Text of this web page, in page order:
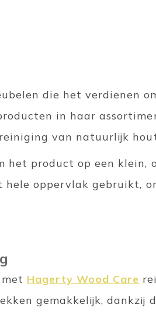
die het verdienen
in haar
van natuurlijk
het product op een klein,
oppervlak gebruikt,
Hagerty Wood Care
gemakkelijk, dankzij